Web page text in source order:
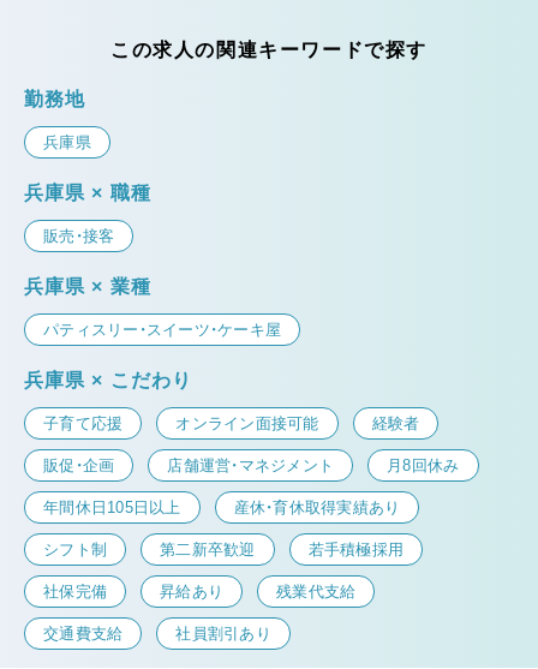
この求人の関連キーワードで探す
勤務地
兵庫県
兵庫県 × 職種
販売・接客
兵庫県 × 業種
パティスリー・スイーツ・ケーキ屋
兵庫県 × こだわり
子育て応援 オンライン面接可能 経験者
販促・企画 店舗運営・マネジメント 月8回休み
年間休日105日以上 産休・育休取得実績あり
シフト制 第二新卒歓迎 若手積極採用
社保完備 昇給あり 残業代支給
交通費支給 社員割引あり